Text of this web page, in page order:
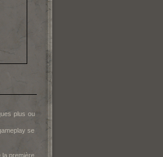
plus ou
se
la première